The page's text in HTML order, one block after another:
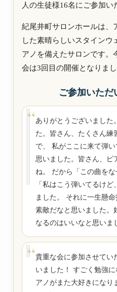
人の生徒様16名にご参加い
紀尾井町サロンホールは、
した素晴らしいスタインウ
アノを備えたサロンです。
会は3回目の開催となりまし
ご参加いただ
ありがとうございました
た。皆さん、たくさん練
で、 私がここに来て弾
思いました。皆さん、ピ
ね。 だから「この曲をな
「私はこう弾いてるけ
ました。 それに一生懸
素敵だなと思いました。
なるのはいいなと思いま
貴重な会に参加させてい
いました！ すごく勉強
アノがまた大好きになり